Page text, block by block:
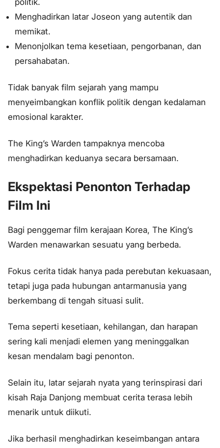
politik.
Menghadirkan latar Joseon yang autentik dan
memikat.
Menonjolkan tema kesetiaan, pengorbanan, dan
persahabatan.
Tidak banyak film sejarah yang mampu
menyeimbangkan konflik politik dengan kedalaman
emosional karakter.
The King’s Warden tampaknya mencoba
menghadirkan keduanya secara bersamaan.
Ekspektasi Penonton Terhadap
Film Ini
Bagi penggemar film kerajaan Korea, The King’s
Warden menawarkan sesuatu yang berbeda.
Fokus cerita tidak hanya pada perebutan kekuasaan,
tetapi juga pada hubungan antarmanusia yang
berkembang di tengah situasi sulit.
Tema seperti kesetiaan, kehilangan, dan harapan
sering kali menjadi elemen yang meninggalkan
kesan mendalam bagi penonton.
Selain itu, latar sejarah nyata yang terinspirasi dari
kisah Raja Danjong membuat cerita terasa lebih
menarik untuk diikuti.
Jika berhasil menghadirkan keseimbangan antara